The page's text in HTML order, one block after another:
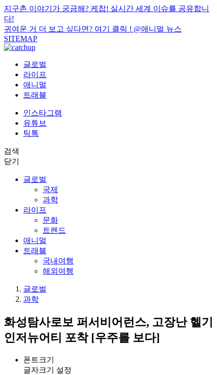
지구촌 이야기가 궁금해? 케찹! 실시간 세계 이슈를 공유합니
다!
귀여운 거 더 보고 싶다면? 여기 클릭 ! @애니멀 뉴스
SITEMAP
글로벌
라이프
애니멀
트래블
인스타그램
유튜브
틱톡
검색
닫기
글로벌
국제
과학
라이프
문화
트렌드
애니멀
트래블
국내여행
해외여행
글로벌
과학
화성탐사로보 퍼서비어런스, 고장난 헬기
인저뉴어티 포착 [우주를 보다]
폰트크기
글자크기 설정